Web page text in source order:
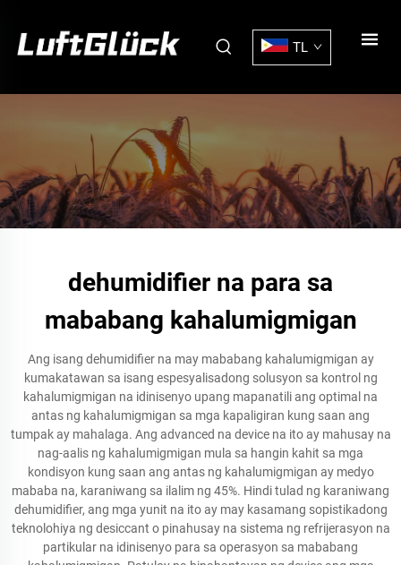
TL
dehumidifier na para sa
mababang kahalumigmigan
Ang isang dehumidifier na may mababang kahalumigmigan ay
kumakatawan sa isang espesyalisadong solusyon sa kontrol ng
kahalumigmigan na idinisenyo upang mapanatili ang optimal na
antas ng kahalumigmigan sa mga kapaligiran kung saan ang
tumpak ay mahalaga. Ang advanced na device na ito ay mahusay na
nag-aalis ng kahalumigmigan mula sa hangin kahit sa mga
kondisyon kung saan ang antas ng kahalumigmigan ay medyo
mababa na, karaniwang sa ilalim ng 45%. Hindi tulad ng karaniwang
dehumidifier, ang mga yunit na ito ay may kasamang sopistikadong
teknolohiya ng desiccant o pinahusay na sistema ng refrijerasyon na
partikular na idinisenyo para sa operasyon sa mababang